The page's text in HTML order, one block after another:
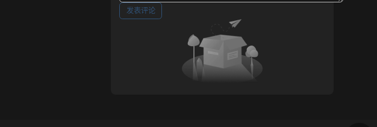
发表评论